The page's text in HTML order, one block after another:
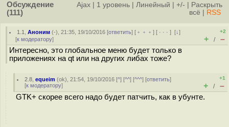
Обсуждение
(111)
Ajax 1 уровень Линейный +/-
Раскрыть
всё
RSS
1.1 ,Аноним (-), 21:35, 19/10/2016 [ответить] [ ﹢﹢﹢] [ · · ·][↓]
[к модератору]
+2
+ / –
Интересно, это глобальное меню будет только в
приложениях на qt или на других либах тоже?
2.8 ,equeim (ok), 21:54, 19/10/2016 [^] [^^] [^^^] [ответить]
[к модератору]
+1
+ / –
GTK+ скорее всего надо будет патчить, как в убунте.